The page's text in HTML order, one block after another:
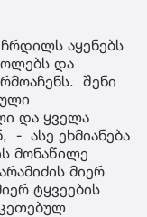
აყენებს
და
შენი
და ყველა
ასე ეხმიანება
მონაწილე
მიერ
ტყვეების